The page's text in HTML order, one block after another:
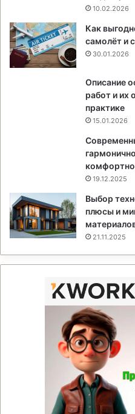
10.02.2026
Как
самолёт и
30.01.2026
Описание
работ и их
практике
15.01.2026
19.12.2025
Выбор
плюсы и
21.11.2025